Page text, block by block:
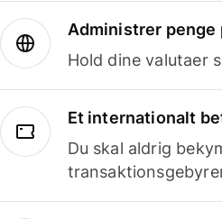
Administrer penge
Hold dine valutaer
Et internationalt
Du skal aldrig